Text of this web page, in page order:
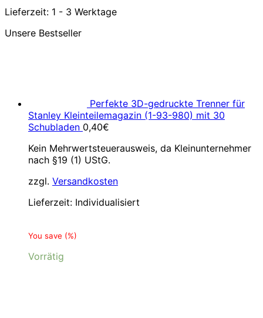
Lieferzeit: 1 - 3 Werktage
Unsere Bestseller
Perfekte 3D-gedruckte Trenner für
Stanley Kleinteilemagazin (1-93-980) mit 30
Schubladen 0,40€
Kein Mehrwertsteuerausweis, da Kleinunternehmer
nach §19 (1) UStG.
zzgl. Versandkosten
Lieferzeit: Individualisiert
You save (%)
Vorrätig